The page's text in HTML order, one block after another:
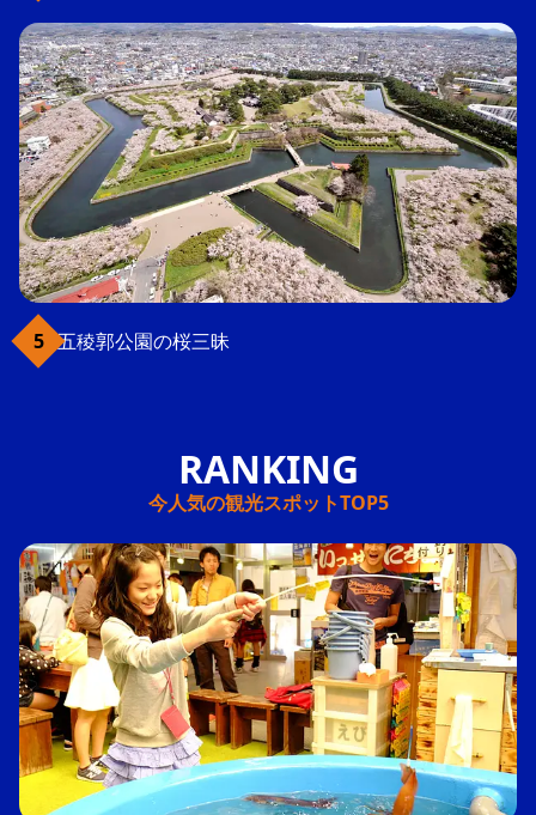
五稜郭公園の桜三昧
今人気の観光スポットTOP5